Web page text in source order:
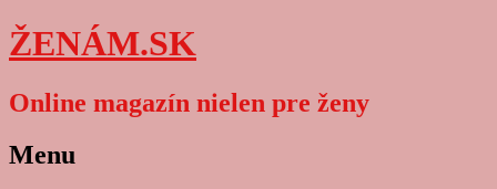
ŽENÁM.SK
Online magazín nielen pre ženy
Menu